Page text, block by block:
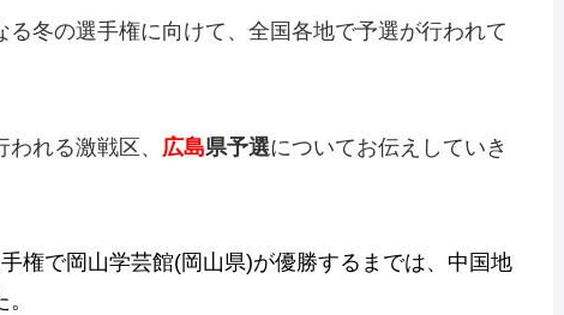
冬の選手権に向けて、全国各地で予選が行われて
れる激戦区、 広島県予選についてお伝えしていき
権で岡山学芸館(岡山県)が優勝するまでは、中国地